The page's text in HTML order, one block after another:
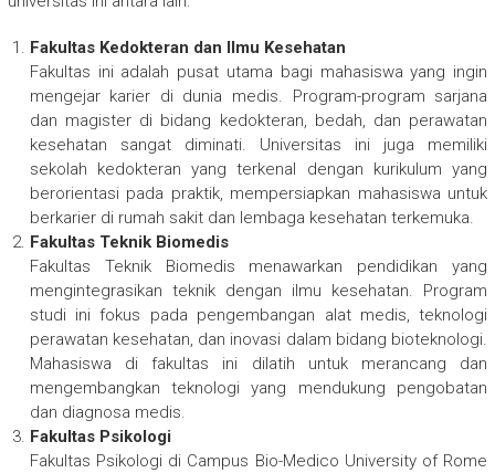
Fakultas Kedokteran dan Ilmu Kesehatan
Fakultas ini adalah pusat utama bagi mahasiswa yang ingin
mengejar karier di dunia medis. Program-program sarjana
dan magister di bidang kedokteran, bedah, dan perawatan
kesehatan sangat diminati. Universitas ini juga memiliki
sekolah kedokteran yang terkenal dengan kurikulum yang
berorientasi pada praktik, mempersiapkan mahasiswa untuk
berkarier di rumah sakit dan lembaga kesehatan terkemuka.
Fakultas Teknik Biomedis
Fakultas Teknik Biomedis menawarkan pendidikan yang
mengintegrasikan teknik dengan ilmu kesehatan. Program
studi ini fokus pada pengembangan alat medis, teknologi
perawatan kesehatan, dan inovasi dalam bidang bioteknologi.
Mahasiswa di fakultas ini dilatih untuk merancang dan
mengembangkan teknologi yang mendukung pengobatan
dan diagnosa medis.
Fakultas Psikologi
Fakultas Psikologi di Campus Bio-Medico University of Rome